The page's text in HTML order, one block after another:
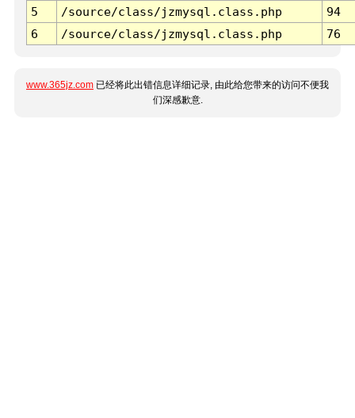
5
/source/class/jzmysql.class.php
94
6
/source/class/jzmysql.class.php 76
www.365jz.com 已经将此出错信息详细记录, 由此给您带来的访问不便我
们深感歉意.